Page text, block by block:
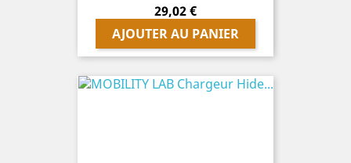
Prix
29,02 €
AJOUTER AU PANIER